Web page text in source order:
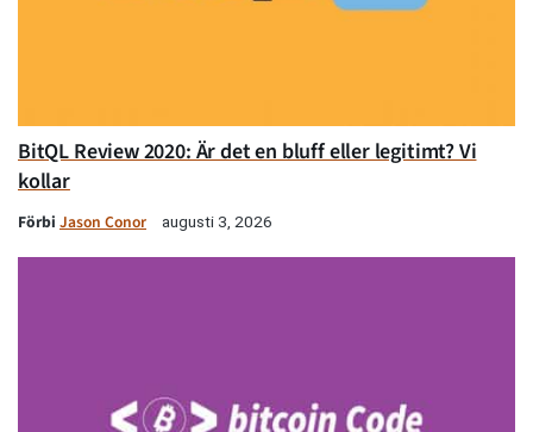
BitQL Review 2020: Är det en bluff eller legitimt? Vi
kollar
Förbi Jason Conor augusti 3, 2026